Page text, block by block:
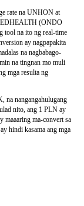
rate na UNHON at
(ONDO
na ito ng real-time
ay nagpapakita
na nagbabago-
na tingnan mo muli
mga resulta ng
na nangangahulugang
nito, ang 1 PLN ay
maaaring ma-convert sa
hindi kasama ang mga